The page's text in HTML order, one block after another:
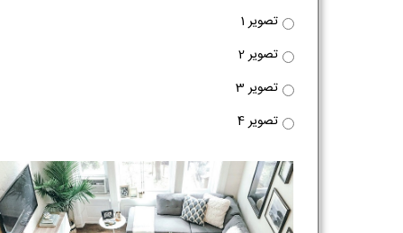
تصویر 1
تصویر 2
تصویر 3
تصویر 4